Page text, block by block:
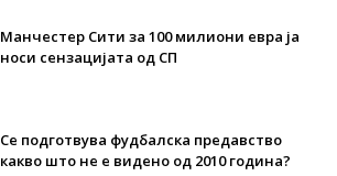
Манчестер Сити за 100 милиони евра ја
носи сензацијата од СП
Се подготвува фудбалска предавство
какво што не е видено од 2010 година?